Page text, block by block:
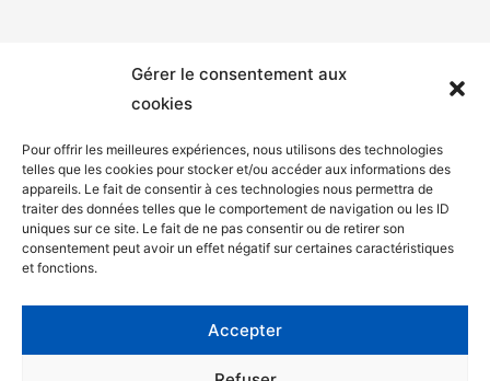
Gérer le consentement aux
cookies
Pour offrir les meilleures expériences, nous utilisons des technologies
telles que les cookies pour stocker et/ou accéder aux informations des
appareils. Le fait de consentir à ces technologies nous permettra de
traiter des données telles que le comportement de navigation ou les ID
uniques sur ce site. Le fait de ne pas consentir ou de retirer son
consentement peut avoir un effet négatif sur certaines caractéristiques
et fonctions.
Accepter
Mentions légales
Politique de confidentialité